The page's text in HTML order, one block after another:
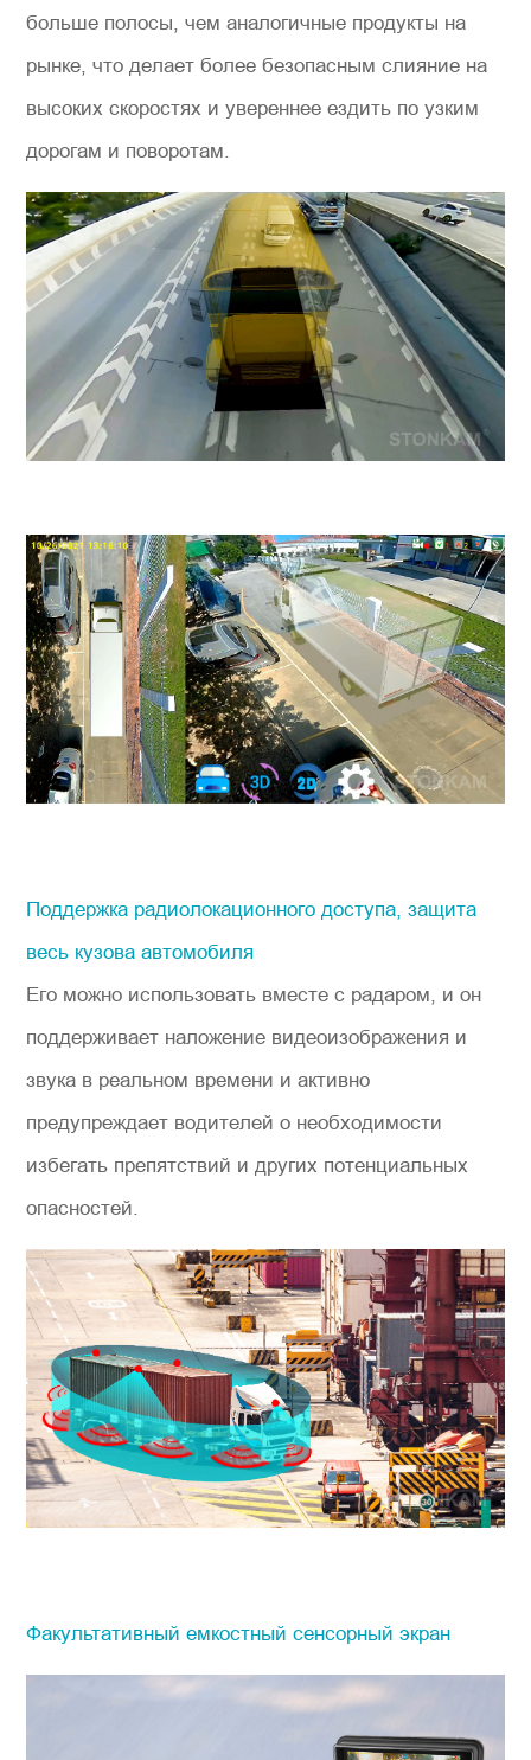
больше полосы, чем аналогичные продукты на
рынке, что делает более безопасным слияние на
высоких скоростях и увереннее ездить по узким
дорогам и поворотам.
Поддержка радиолокационного доступа, защита
весь кузова автомобиля
Его можно использовать вместе с радаром, и он
поддерживает наложение видеоизображения и
звука в реальном времени и активно
предупреждает водителей о необходимости
избегать препятствий и других потенциальных
опасностей.
Факультативный емкостный сенсорный экран